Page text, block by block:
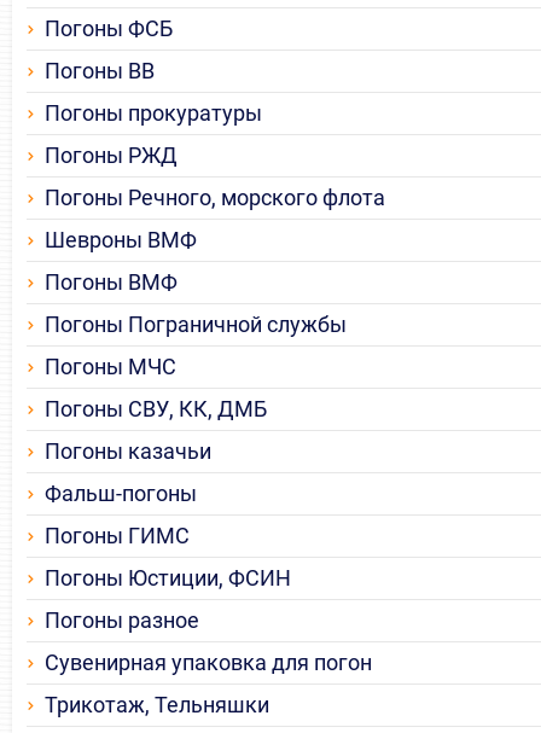
Погоны ФСБ
Погоны ВВ
Погоны прокуратуры
Погоны РЖД
Погоны Речного, морского флота
Шевроны ВМФ
Погоны ВМФ
Погоны Пограничной службы
Погоны МЧС
Погоны СВУ, КК, ДМБ
Погоны казачьи
Фальш-погоны
Погоны ГИМС
Погоны Юстиции, ФСИН
Погоны разное
Сувенирная упаковка для погон
Трикотаж, Тельняшки